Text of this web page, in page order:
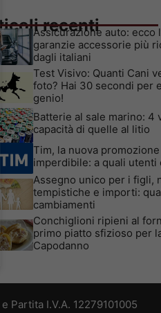
recenti
Assicurazione auto: ecco
garanzie accessorie più
dagli italiani
Test Visivo: Quanti Cani
foto? Hai 30 secondi per
genio!
Batterie al sale marino: 4
capacità di quelle al litio
Tim, la nuova
imperdibile: a quali utenti
Assegno unico per i figli,
tempistiche e importi:
cambiamenti
Conchiglioni ripieni al
primo piatto sfizioso per
Capodanno
Partita I.V.A. 12279101005